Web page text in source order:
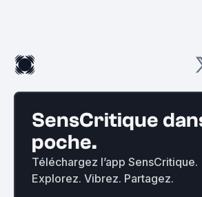
SensCritique
poche.
Téléchargez l’app SensCritique.
Explorez. Vibrez. Partagez.